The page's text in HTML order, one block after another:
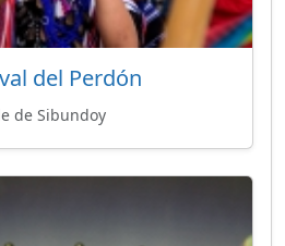
del Perdón
de Sibundoy